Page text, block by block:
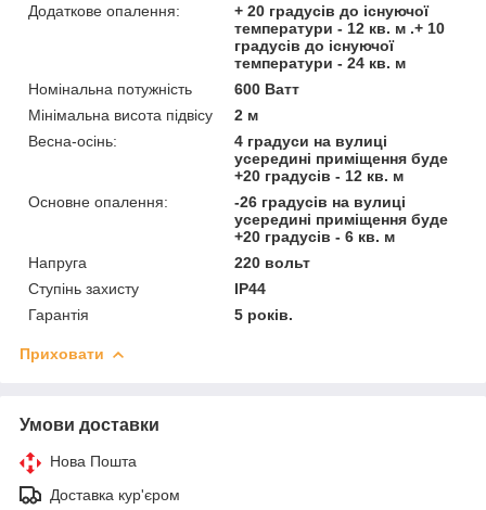
Додаткове опалення:
+ 20 градусів до існуючої
температури - 12 кв. м .+ 10
градусів до існуючої
температури - 24 кв. м
Номінальна потужність
600 Ватт
Мінімальна висота підвісу
2 м
Весна-осінь:
4 градуси на вулиці
усередині приміщення буде
+20 градусів - 12 кв. м
Основне опалення:
-26 градусів на вулиці
усередині приміщення буде
+20 градусів - 6 кв. м
Напруга
220 вольт
Ступінь захисту
IP44
Гарантія
5 років.
Приховати
Умови доставки
Нова Пошта
Доставка кур'єром